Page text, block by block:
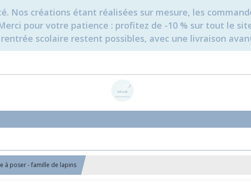
Nos créations étant réalisées sur mesure, les
pour votre patience : profitez de -10 % sur tout le site
scolaire restent possibles, avec une livraison
à poser - famille de lapins